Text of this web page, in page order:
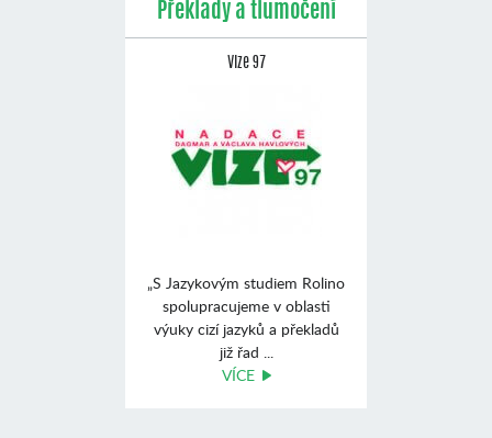
Překlady a tlumočení
Vize 97
„S Jazykovým studiem Rolino
spolupracujeme v oblasti
výuky cizí jazyků a překladů
již řad ...
VÍCE